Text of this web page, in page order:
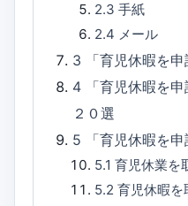
2.3 手紙
2.4 メール
3
「育児休暇を
4
「育児休暇を
２０選
5
「育児休暇を
5.1 育児休業を
5.2 育児休暇を